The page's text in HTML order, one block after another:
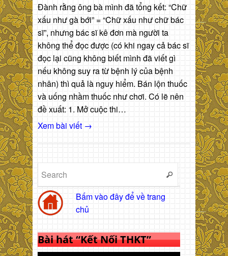
Đành rằng ông bà mình đã tổng kết: “Chữ
xấu như gà bới” = “Chữ xấu như chữ bác
sĩ”, nhưng bác sĩ kê đơn mà người ta
không thể đọc được (có khi ngay cả bác sĩ
đọc lại cũng không biết mình đã viết gì
nếu không suy ra từ bệnh lý của bệnh
nhân) thì quả là nguy hiểm. Bán lộn thuốc
và uống nhầm thuốc như chơi. Có lẽ nên
đề xuất: 1. Mở cuộc thi…
Xem bài viết →
Bấm vào đây để về trang
chủ
Bài hát “Kết Nối THKT”